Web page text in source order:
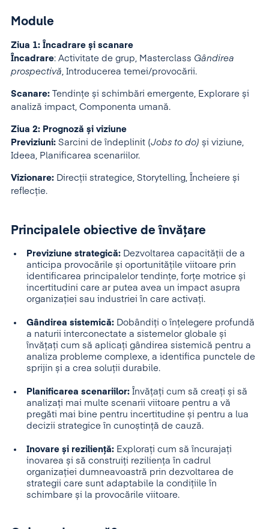
Module
Ziua 1: Încadrare și scanare
Încadrare: Activitate de grup, Masterclass Gândirea
prospectivă , Introducerea temei/provocării.
Scanare: Tendințe și schimbări emergente, Explorare și
analiză impact, Componenta umană.
Ziua 2: Prognoză și viziune
Previziuni: Sarcini de îndeplinit (Jobs to do) și viziune,
Ideea, Planificarea scenariilor.
Vizionare: Direcții strategice, Storytelling, Încheiere și
reflecție.
Principalele obiective de învățare
Previziune strategică: Dezvoltarea capacității de a
anticipa provocările și oportunitățile viitoare prin
identificarea principalelor tendințe, forțe motrice și
incertitudini care ar putea avea un impact asupra
organizației sau industriei în care activați.
Gândirea sistemică: Dobândiți o înțelegere profundă
a naturii interconectate a sistemelor globale și
învățați cum să aplicați gândirea sistemică pentru a
analiza probleme complexe, a identifica punctele de
sprijin și a crea soluții durabile.
Planificarea scenariilor: Învățați cum să creați și să
analizați mai multe scenarii viitoare pentru a vă
pregăti mai bine pentru incertitudine și pentru a lua
decizii strategice în cunoștință de cauză.
Inovare și reziliență: Explorați cum să încurajați
inovarea și să construiți reziliența în cadrul
organizației dumneavoastră prin dezvoltarea de
strategii care sunt adaptabile la condițiile în
schimbare și la provocările viitoare.